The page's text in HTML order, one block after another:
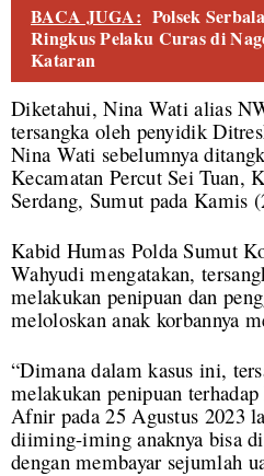
BACA JUGA: Polsek
Ringkus Pelaku Curas di
Kataran
Diketahui, Nina Wati alias
tersangka oleh penyidik
Nina Wati sebelumnya
Kecamatan Percut Sei Tuan,
Serdang, Sumut pada Kamis
Kabid Humas Polda Sumut
Wahyudi mengatakan,
melakukan penipuan dan
meloloskan anak korbannya
“Dimana dalam kasus ini,
melakukan penipuan
Afnir pada 25 Agustus 2023
diiming-iming anaknya bisa
dengan membayar sejumlah